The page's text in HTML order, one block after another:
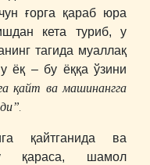
ғорга қараб юра
кета туриб, у
тагида муаллақ
ёқ – бу ёққа ўзини
қайт ва машинангга
қайтганида ва
қараса, шамол